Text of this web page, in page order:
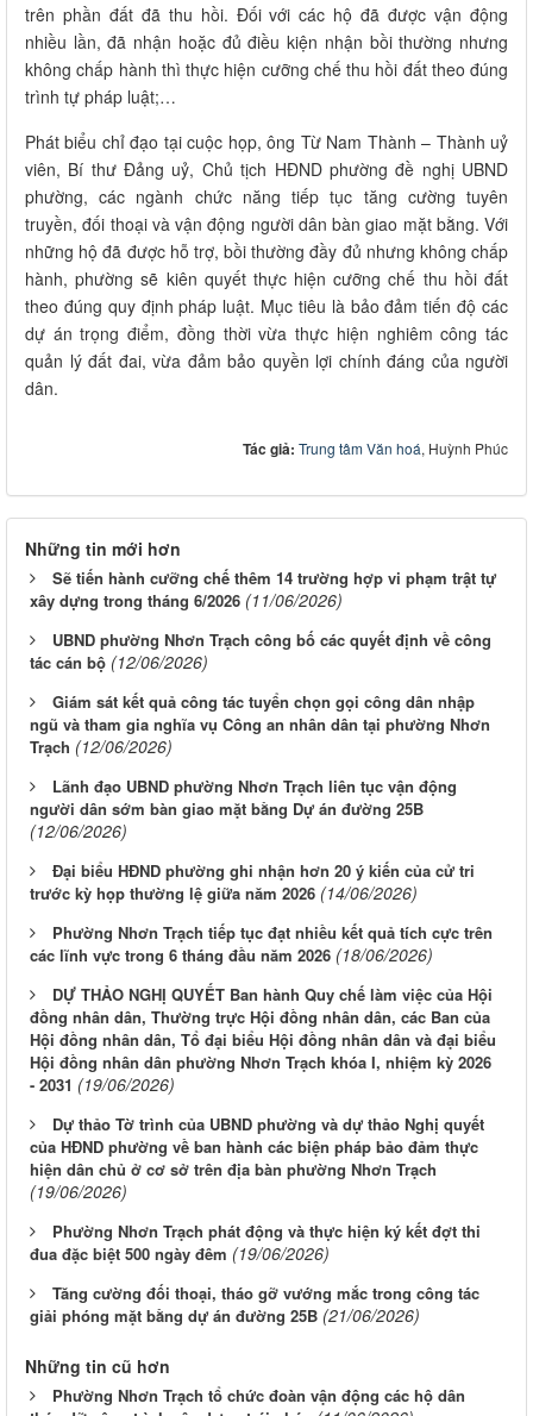
trên phần đất đã thu hồi. Đối với các hộ đã được vận động
nhiều lần, đã nhận hoặc đủ điều kiện nhận bồi thường nhưng
không chấp hành thì thực hiện cưỡng chế thu hồi đất theo đúng
trình tự pháp luật;…
Phát biểu chỉ đạo tại cuộc họp, ông Từ Nam Thành – Thành uỷ
viên, Bí thư Đảng uỷ, Chủ tịch HĐND phường đề nghị UBND
phường, các ngành chức năng tiếp tục tăng cường tuyên
truyền, đối thoại và vận động người dân bàn giao mặt bằng. Với
những hộ đã được hỗ trợ, bồi thường đầy đủ nhưng không chấp
hành, phường sẽ kiên quyết thực hiện cưỡng chế thu hồi đất
theo đúng quy định pháp luật. Mục tiêu là bảo đảm tiến độ các
dự án trọng điểm, đồng thời vừa thực hiện nghiêm công tác
quản lý đất đai, vừa đảm bảo quyền lợi chính đáng của người
dân.
Tác giả: Trung tâm Văn hoá, Huỳnh Phúc
Những tin mới hơn
Sẽ tiến hành cưỡng chế thêm 14 trường hợp vi phạm trật tự
xây dựng trong tháng 6/2026 (11/06/2026)
UBND phường Nhơn Trạch công bố các quyết định về công
tác cán bộ (12/06/2026)
Giám sát kết quả công tác tuyển chọn gọi công dân nhập
ngũ và tham gia nghĩa vụ Công an nhân dân tại phường Nhơn
Trạch (12/06/2026)
Lãnh đạo UBND phường Nhơn Trạch liên tục vận động
người dân sớm bàn giao mặt bằng Dự án đường 25B
(12/06/2026)
Đại biểu HĐND phường ghi nhận hơn 20 ý kiến của cử tri
trước kỳ họp thường lệ giữa năm 2026 (14/06/2026)
Phường Nhơn Trạch tiếp tục đạt nhiều kết quả tích cực trên
các lĩnh vực trong 6 tháng đầu năm 2026 (18/06/2026)
DỰ THẢO NGHỊ QUYẾT Ban hành Quy chế làm việc của Hội
đồng nhân dân, Thường trực Hội đồng nhân dân, các Ban của
Hội đồng nhân dân, Tổ đại biểu Hội đồng nhân dân và đại biểu
Hội đồng nhân dân phường Nhơn Trạch khóa I, nhiệm kỳ 2026
- 2031 (19/06/2026)
Dự thảo Tờ trình của UBND phường và dự thảo Nghị quyết
của HĐND phường về ban hành các biện pháp bảo đảm thực
hiện dân chủ ở cơ sở trên địa bàn phường Nhơn Trạch
(19/06/2026)
Phường Nhơn Trạch phát động và thực hiện ký kết đợt thi
đua đặc biệt 500 ngày đêm (19/06/2026)
Tăng cường đối thoại, tháo gỡ vướng mắc trong công tác
giải phóng mặt bằng dự án đường 25B (21/06/2026)
Những tin cũ hơn
Phường Nhơn Trạch tổ chức đoàn vận động các hộ dân